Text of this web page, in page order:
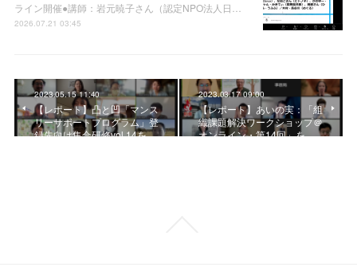
ライン開催●講師：岩元暁子さん（認定NPO法人日…
2026.07.21 03:45
2023.05.15 11:40
【レポート】凸と凹「マンス
リーサポートプログラム」登
録先向け集合研修vol.14を…
2023.03.17 09:00
【レポート】あいの実：「組
織課題解決ワークショップ＠
オンライン・第14回」を…